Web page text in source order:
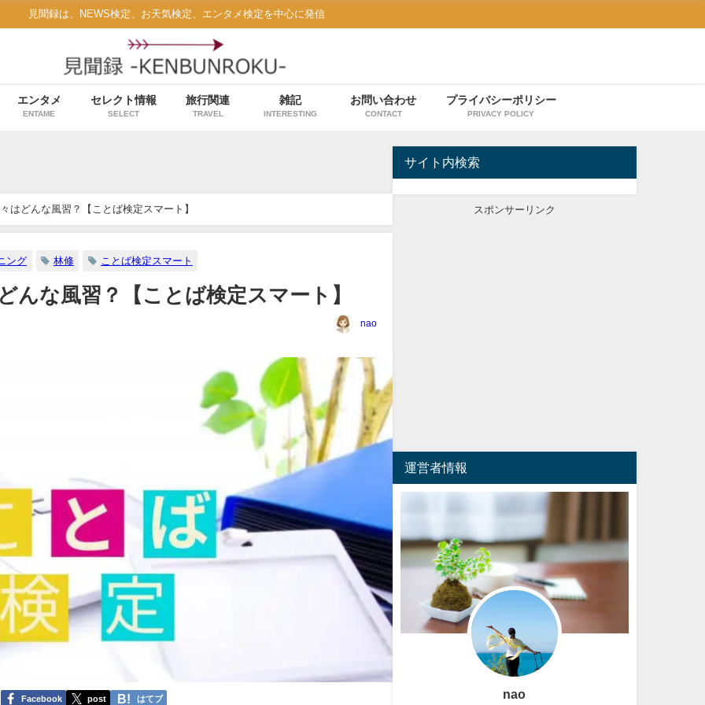
見聞録は、NEWS検定、お天気検定、エンタメ検定を中心に発信
エンタメ
ENTAME
セレクト情報
SELECT
旅行関連
TRAVEL
雑記
INTERESTING
お問い合わせ
CONTACT
プライバシーポリシー
PRIVACY POLICY
はどんな風習？【ことば検定スマート】
ング 林修 ことば検定スマート
んな風習？【ことば検定スマート】
nao
Facebook post はてブ
サイト内検索
スポンサーリンク
運営者情報
nao